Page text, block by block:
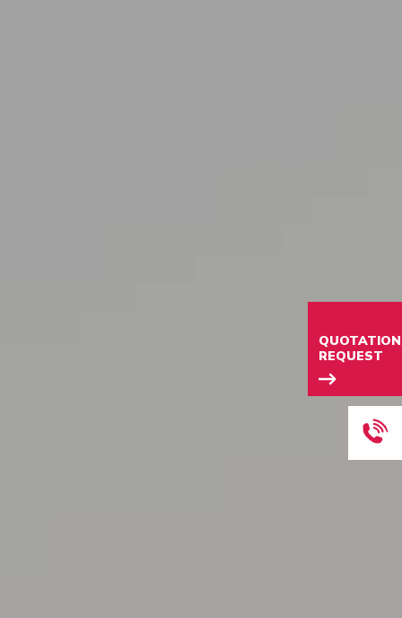
QUOTATION
REQUEST